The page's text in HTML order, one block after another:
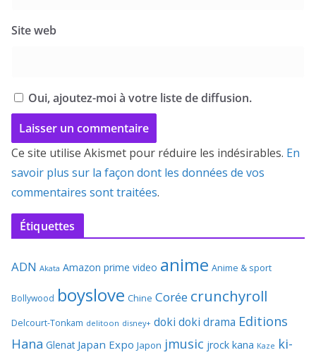
Site web
Oui, ajoutez-moi à votre liste de diffusion.
Ce site utilise Akismet pour réduire les indésirables. En
savoir plus sur la façon dont les données de vos
commentaires sont traitées.
Étiquettes
ADN Akata Amazon prime video anime Anime & sport
Bollywood boyslove Chine Corée crunchyroll
Delcourt-Tonkam delitoon disney+ doki doki drama Editions
Hana Glenat Japan Expo Japon jmusic jrock kana Kaze ki-